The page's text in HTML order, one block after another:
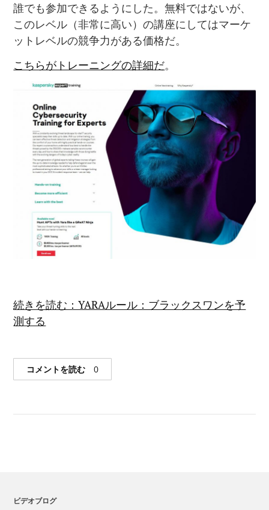
誰でも参加できるようにした。無料ではないが、
このレベル（非常に高い）の講座にしてはマーケ
ットレベルの競争力がある価格だ。
こちらがトレーニングの詳細だ。
続きを読む：YARAルール：ブラックスワンを予
測する
コメントを読む 0
ビデオブログ